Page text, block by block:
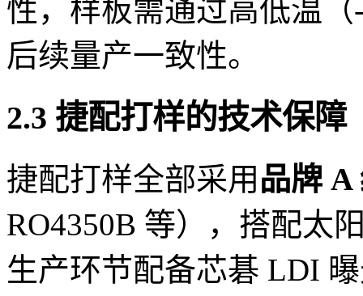
性，样板需通过高低温
后续量产一致性。
2.3 捷配打样的技术保障
捷配打样全部采用 品牌 A
RO4350B 等），搭配太
生产环节配备芯碁 LDI